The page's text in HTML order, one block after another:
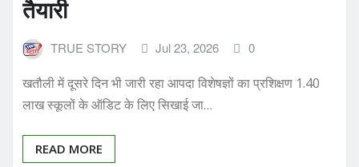
TRUE STORY
खतौली में दूसरे दिन भी जारी रहा आपदा विशेषज्ञों का प्रशिक्षण 1.40
READ MORE